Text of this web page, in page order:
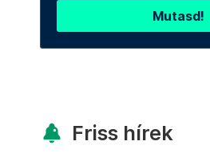
Mutasd!
Friss hírek